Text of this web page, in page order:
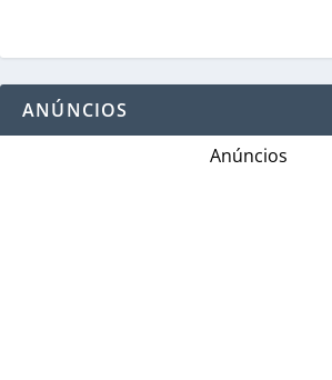
ANÚNCIOS
Anúncios